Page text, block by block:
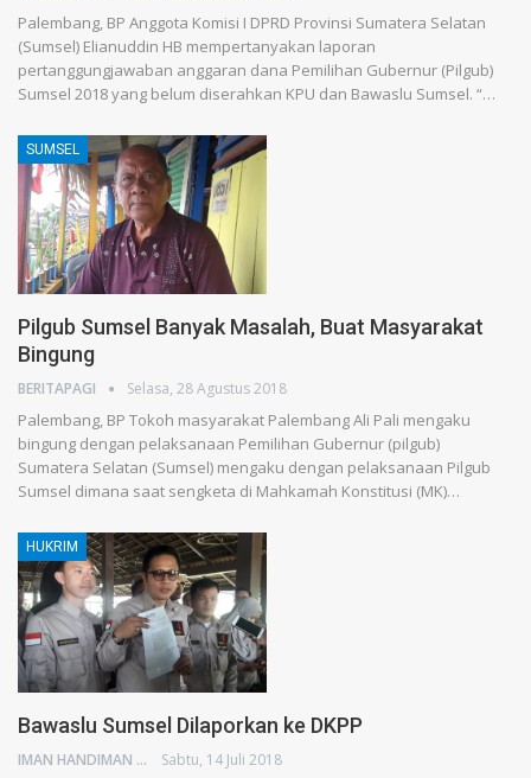
Palembang, BP Anggota Komisi I DPRD Provinsi Sumatera Selatan
(Sumsel) Elianuddin HB mempertanyakan laporan
pertanggungjawaban anggaran dana Pemilihan Gubernur (Pilgub)
Sumsel 2018 yang belum diserahkan KPU dan Bawaslu Sumsel. “…
SUMSEL
Pilgub Sumsel Banyak Masalah, Buat Masyarakat
Bingung
BERITAPAGI Selasa, 28 Agustus 2018
Palembang, BP Tokoh masyarakat Palembang Ali Pali mengaku
bingung dengan pelaksanaan Pemilihan Gubernur (pilgub)
Sumatera Selatan (Sumsel) mengaku dengan pelaksanaan Pilgub
Sumsel dimana saat sengketa di Mahkamah Konstitusi (MK)…
HUKRIM
Bawaslu Sumsel Dilaporkan ke DKPP
IMAN HANDIMAN Sabtu, 14 Juli 2018